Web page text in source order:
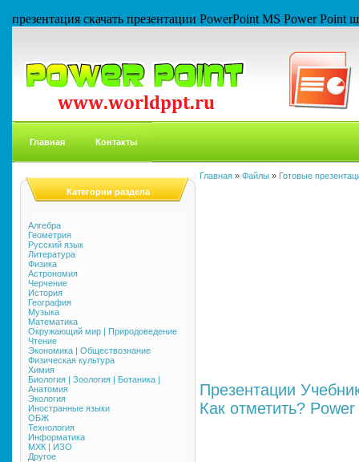
презентация скачать презентации PowerPoint MS Power
Главная Контакты
Категории раздела
Алгебра
Геометрия
Русский язык
Литература
Физика
Астрономия
Черчение
История
География
Музыка
Математика
Окружающий мир | Природоведение
Чтение
Экономика | Обществознание
Физическая культура
Химия
Биология | Зоология | Ботаника |
Анатомия
Экология
Иностранные языки
ОБЖ
Технология
Информатика
МХК | ИЗО
Другое
Главная » Файлы » Готовые
Презентации
Как отметить?